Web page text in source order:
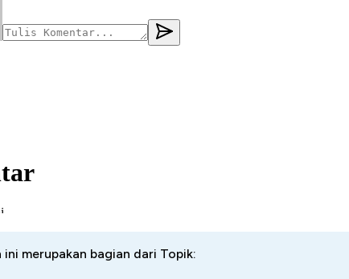
ini merupakan bagian dari Topik: